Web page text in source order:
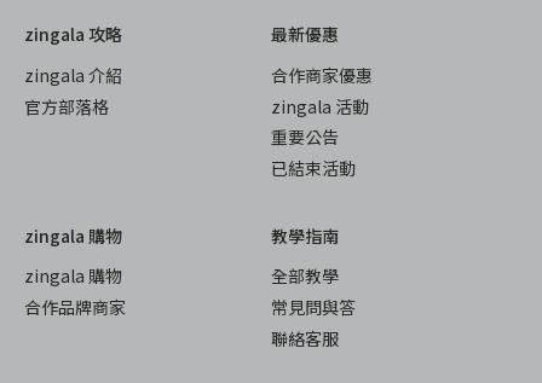
zingala 攻略
zingala 介紹
官方部落格
最新優惠
合作商家優惠
zingala 活動
重要公告
已結束活動
zingala 購物
zingala 購物
合作品牌商家
教學指南
全部教學
常見問與答
聯絡客服